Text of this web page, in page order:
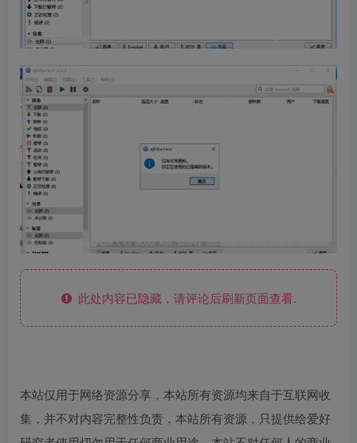
此处内容已隐藏，请评论后刷新页面查看.
本站仅用于网络资源分享，本站所有资源均来自于互联网收
集，并不对内容完整性负责，本站所有资源，只提供给爱好